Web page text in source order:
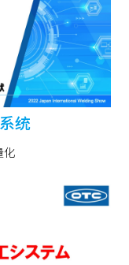
统
化